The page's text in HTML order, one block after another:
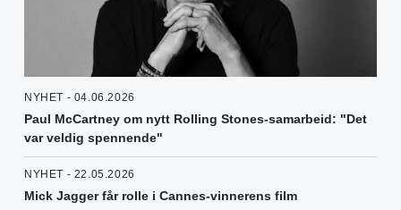
NYHET - 04.06.2026
Paul McCartney om nytt Rolling Stones-samarbeid: "Det
var veldig spennende"
NYHET - 22.05.2026
Mick Jagger får rolle i Cannes-vinnerens film